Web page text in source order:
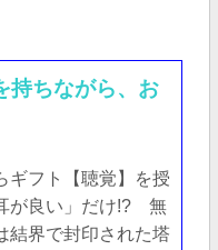
持ちながら、お
ギフト【聴覚】を授
が良い」だけ!? 無
結界で封印された塔